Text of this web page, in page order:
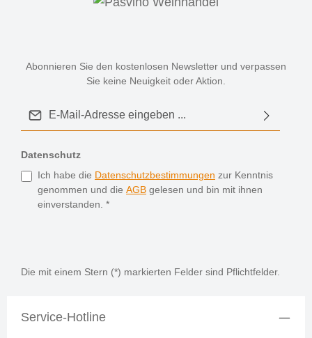
Abonnieren Sie den kostenlosen Newsletter und verpassen
Sie keine Neuigkeit oder Aktion.
Datenschutz
Ich habe die Datenschutzbestimmungen zur Kenntnis
genommen und die AGB gelesen und bin mit ihnen
einverstanden. *
Die mit einem Stern (*) markierten Felder sind Pflichtfelder.
Service-Hotline